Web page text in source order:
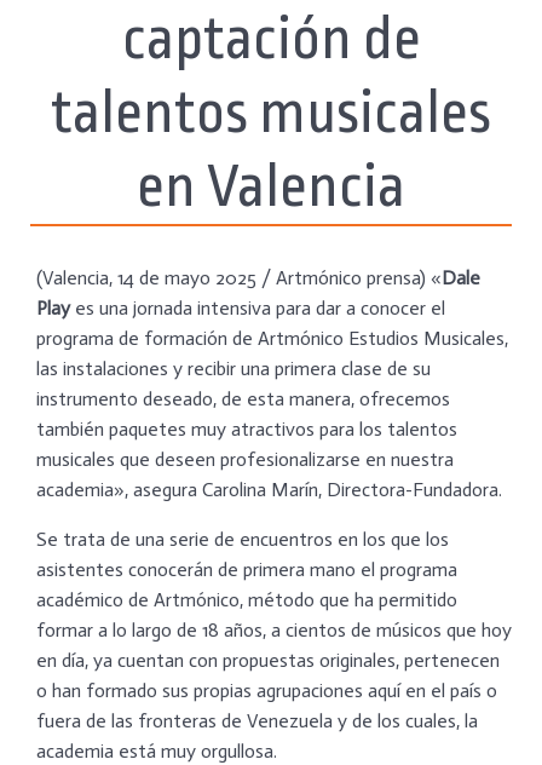
captación de
talentos musicales
en Valencia
(Valencia, 14 de mayo 2025 / Artmónico prensa) «Dale
Playes una jornada intensiva para dar a conocer el
programa de formación de Artmónico Estudios Musicales,
las instalaciones y recibir una primera clase de su
instrumento deseado, de esta manera, ofrecemos
también paquetes muy atractivos para los talentos
musicales que deseen profesionalizarse en nuestra
academia», asegura Carolina Marín, Directora-Fundadora.
Se trata de una serie de encuentros en los que los
asistentes conocerán de primera mano el programa
académico de Artmónico, método que ha permitido
formar a lo largo de 18 años, a cientos de músicos que hoy
en día, ya cuentan con propuestas originales, pertenecen
o han formado sus propias agrupaciones aquí en el país o
fuera de las fronteras de Venezuela y de los cuales, la
academia está muy orgullosa.